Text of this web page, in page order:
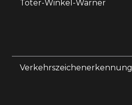
Toter-Winkel-Warner
Verkehrszeichenerkennung